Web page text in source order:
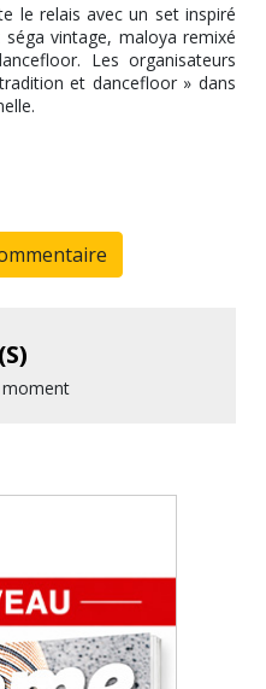
le relais avec un set inspiré
vintage, maloya remixé
Les organisateurs
et dancefloor » dans
moment